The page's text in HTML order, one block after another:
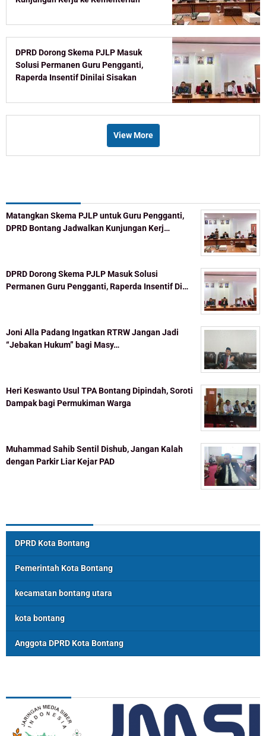
DPRD Dorong Skema PJLP Masuk
Solusi Permanen Guru Pengganti,
Raperda Insentif Dinilai Sisakan
View More
Matangkan Skema PJLP untuk Guru Pengganti,
DPRD Bontang Jadwalkan Kunjungan Kerj…
DPRD Dorong Skema PJLP Masuk Solusi
Permanen Guru Pengganti, Raperda Insentif Di…
Joni Alla Padang Ingatkan RTRW Jangan Jadi
“Jebakan Hukum” bagi Masy…
Heri Keswanto Usul TPA Bontang Dipindah, Soroti
Dampak bagi Permukiman Warga
Muhammad Sahib Sentil Dishub, Jangan Kalah
dengan Parkir Liar Kejar PAD
DPRD Kota Bontang
Pemerintah Kota Bontang
kecamatan bontang utara
kota bontang
Anggota DPRD Kota Bontang